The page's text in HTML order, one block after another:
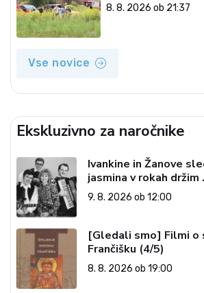
8. 8. 2026 ob 21:37
Vse novice
Ekskluzivno za naročnike
Ivankine in Žanove
jasmina v rokah držim
9. 8. 2026 ob 12:00
[Gledali smo] Filmi o
Frančišku (4/5)
8. 8. 2026 ob 19:00